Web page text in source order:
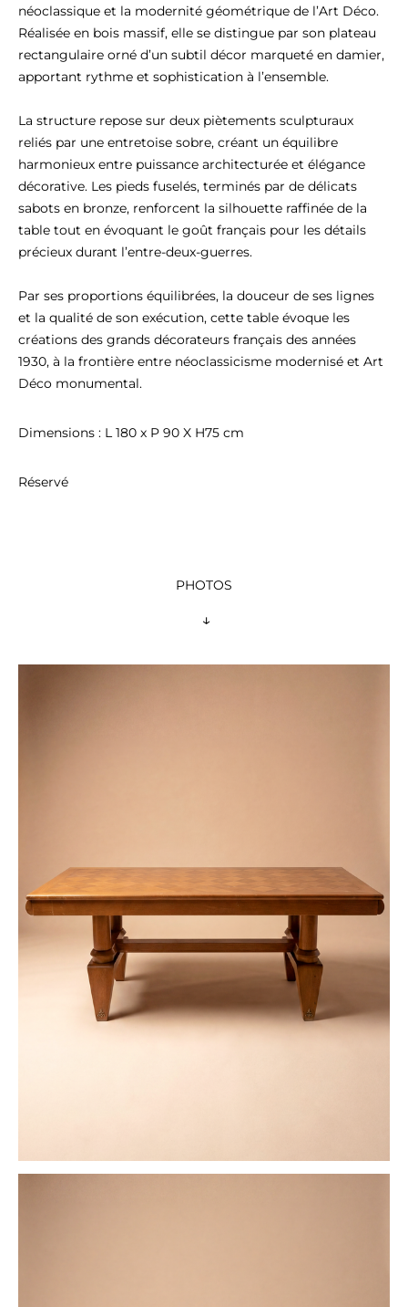
néoclassique et la modernité géométrique de l’Art Déco.
Réalisée en bois massif, elle se distingue par son plateau
rectangulaire orné d’un subtil décor marqueté en damier,
apportant rythme et sophistication à l’ensemble.
La structure repose sur deux piètements sculpturaux
reliés par une entretoise sobre, créant un équilibre
harmonieux entre puissance architecturée et élégance
décorative. Les pieds fuselés, terminés par de délicats
sabots en bronze, renforcent la silhouette raffinée de la
table tout en évoquant le goût français pour les détails
précieux durant l’entre-deux-guerres.
Par ses proportions équilibrées, la douceur de ses lignes
et la qualité de son exécution, cette table évoque les
créations des grands décorateurs français des années
1930, à la frontière entre néoclassicisme modernisé et Art
Déco monumental.
Dimensions : L 180 x P 90 X H75 cm
Réservé
PHOTOS
↓